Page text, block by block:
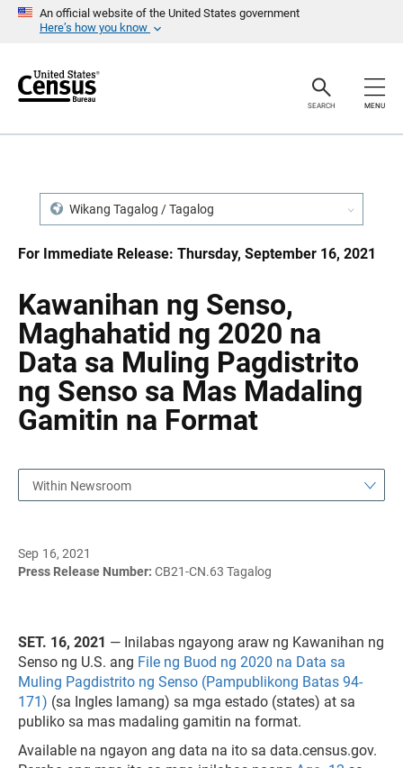
An official website of the United States government
Here’s how you know
r
SEARCH MENU
Wikang Tagalog / Tagalog
For Immediate Release: Thursday, September 16, 2021
Kawanihan ng Senso,
Maghahatid ng 2020 na
Data sa Muling Pagdistrito
ng Senso sa Mas Madaling
Gamitin na Format
a
Within Newsroom
Sep 16, 2021
Press Release Number: CB21-CN.63 Tagalog
SET. 16, 2021 — Inilabas ngayong araw ng Kawanihan ng
Senso ng U.S. ang File ng Buod ng 2020 na Data sa
Muling Pagdistrito ng Senso (Pampublikong Batas 94-
171) (sa Ingles lamang) sa mga estado (states) at sa
publiko sa mas madaling gamitin na format.
Available na ngayon ang data na ito sa data.census.gov.